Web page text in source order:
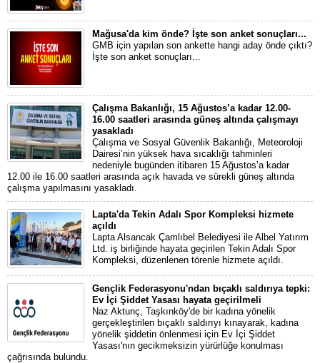
Mağusa'da kim önde? İşte son anket sonuçları...
GMB için yapılan son ankette hangi aday önde çıktı?
İşte son anket sonuçları...
Çalışma Bakanlığı, 15 Ağustos’a kadar 12.00-
16.00 saatleri arasında güneş altında çalışmayı
yasakladı
Çalışma ve Sosyal Güvenlik Bakanlığı, Meteoroloji
Dairesi’nin yüksek hava sıcaklığı tahminleri
nedeniyle bugünden itibaren 15 Ağustos’a kadar
12.00 ile 16.00 saatleri arasında açık havada ve sürekli güneş altında
çalışma yapılmasını yasakladı.
Lapta'da Tekin Adalı Spor Kompleksi hizmete
açıldı
Lapta Alsancak Çamlıbel Belediyesi ile Albel Yatırım
Ltd. iş birliğinde hayata geçirilen Tekin Adalı Spor
Kompleksi, düzenlenen törenle hizmete açıldı.
Gençlik Federasyonu'ndan bıçaklı saldırıya tepki:
Ev İçi Şiddet Yasası hayata geçirilmeli
Naz Aktunç, Taşkınköy'de bir kadına yönelik
gerçekleştirilen bıçaklı saldırıyı kınayarak, kadına
yönelik şiddetin önlenmesi için Ev İçi Şiddet
Yasası'nın gecikmeksizin yürürlüğe konulması
çağrısında bulundu.